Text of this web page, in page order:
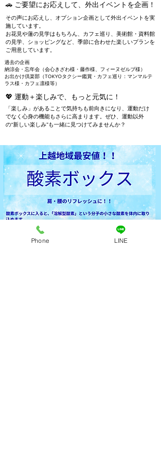
🚗 ご要望にお応えして、外出イベントを企画！
その声にお応えし、オプション企画として外出イベントを実
施しています。
お花見や蓮の見学はもちろん、カフェ巡り、美術館・資料館
の見学、ショッピングなど、季節に合わせた楽しいプランを
ご用意しています。
過去の企画
納涼会・忘年会（会心きざわ様・藤作様、フィーヌゼルブ様）
​お出かけ倶楽部（TOKYOタクシー鑑賞・カフェ巡り：マンマルテ
ラス様・カフェ凛様等）
💖 運動＋楽しみで、もっと元気に！
「楽しみ」があることで気持ちも前向きになり、運動だけ
でなく心身の機能もさらに高まります。 ぜひ、運動以外
の“新しい楽しみ”も一緒に見つけてみませんか？
Phone LINE